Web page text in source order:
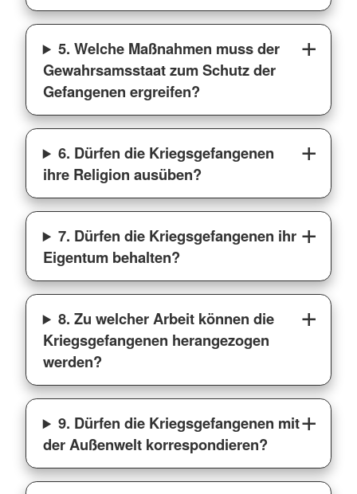
5. Welche Maßnahmen muss der
Gewahrsamsstaat zum Schutz der
Gefangenen ergreifen?
6. Dürfen die Kriegsgefangenen
ihre Religion ausüben?
7. Dürfen die Kriegsgefangenen ihr
Eigentum behalten?
8. Zu welcher Arbeit können die
Kriegsgefangenen herangezogen
werden?
9. Dürfen die Kriegsgefangenen mit
der Außenwelt korrespondieren?